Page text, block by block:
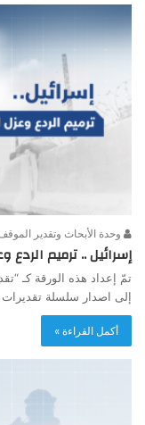
وحدة الأبحاث وتقدير
إسرائيل .. ترميم
تمّ إعداد هذه الورقة كـ
إلى اصدار سلسلة تقديرات
أكمل القراءة »